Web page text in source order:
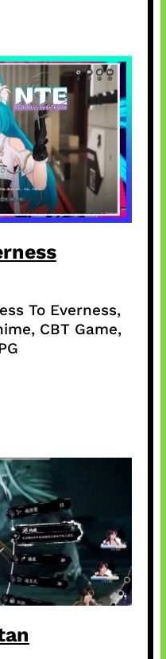
To Everness,
CBT Game,